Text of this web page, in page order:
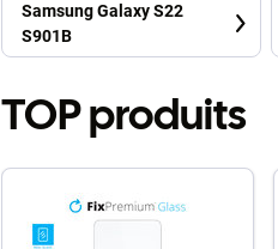
Samsung Galaxy S22
S901B
TOP produits